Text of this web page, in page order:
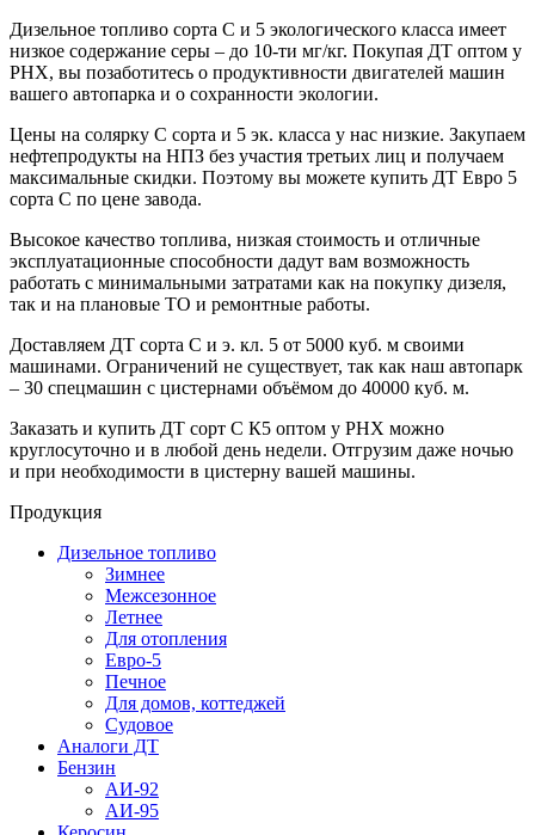
Дизельное топливо сорта С и 5 экологического класса имеет
низкое содержание серы – до 10-ти мг/кг. Покупая ДТ оптом у
РНХ, вы позаботитесь о продуктивности двигателей машин
вашего автопарка и о сохранности экологии.
Цены на солярку С сорта и 5 эк. класса у нас низкие. Закупаем
нефтепродукты на НПЗ без участия третьих лиц и получаем
максимальные скидки. Поэтому вы можете купить ДТ Евро 5
сорта С по цене завода.
Высокое качество топлива, низкая стоимость и отличные
эксплуатационные способности дадут вам возможность
работать с минимальными затратами как на покупку дизеля,
так и на плановые ТО и ремонтные работы.
Доставляем ДТ сорта С и э. кл. 5 от 5000 куб. м своими
машинами. Ограничений не существует, так как наш автопарк
– 30 спецмашин с цистернами объёмом до 40000 куб. м.
Заказать и купить ДТ сорт С К5 оптом у РНХ можно
круглосуточно и в любой день недели. Отгрузим даже ночью
и при необходимости в цистерну вашей машины.
Продукция
Дизельное топливо
Зимнее
Межсезонное
Летнее
Для отопления
Евро-5
Печное
Для домов, коттеджей
Судовое
Аналоги ДТ
Бензин
АИ-92
АИ-95